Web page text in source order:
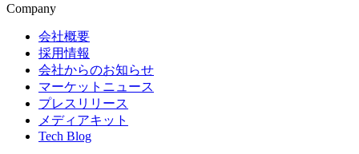
Company
会社概要
採用情報
会社からのお知らせ
マーケットニュース
プレスリリース
メディアキット
Tech Blog